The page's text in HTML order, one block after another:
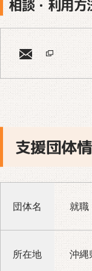
相談・利用方
支援団体
団体名 就職
所在地 沖縄